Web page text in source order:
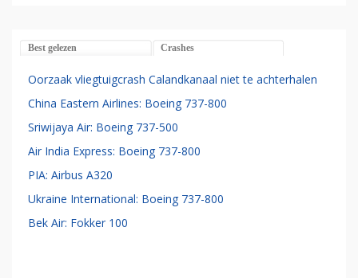
Best gelezen Crashes
Oorzaak vliegtuigcrash Calandkanaal niet te achterhalen
China Eastern Airlines: Boeing 737-800
Sriwijaya Air: Boeing 737-500
Air India Express: Boeing 737-800
PIA: Airbus A320
Ukraine International: Boeing 737-800
Bek Air: Fokker 100